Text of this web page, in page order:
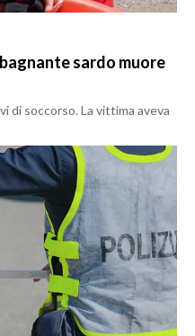
sardo muore
di soccorso. La vittima aveva